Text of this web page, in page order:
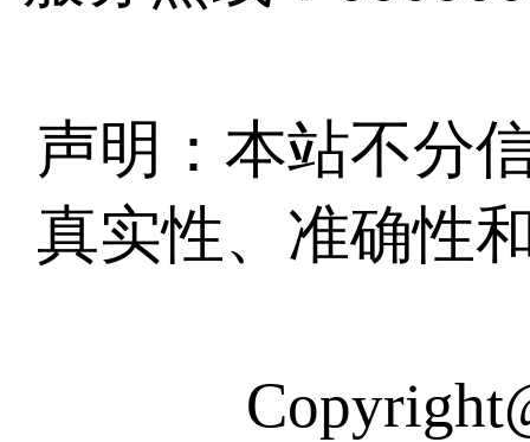
声明：本站不分
真实性、准确性